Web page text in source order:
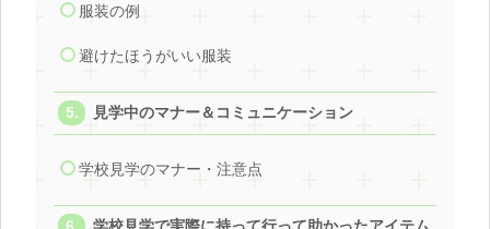
服装の例
避けたほうがいい服装
見学中のマナー＆コミュニケーション
学校見学のマナー・注意点